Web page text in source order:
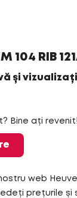
104 RIB
și vizualizați
Bine ați revenit!
web
prețurile și